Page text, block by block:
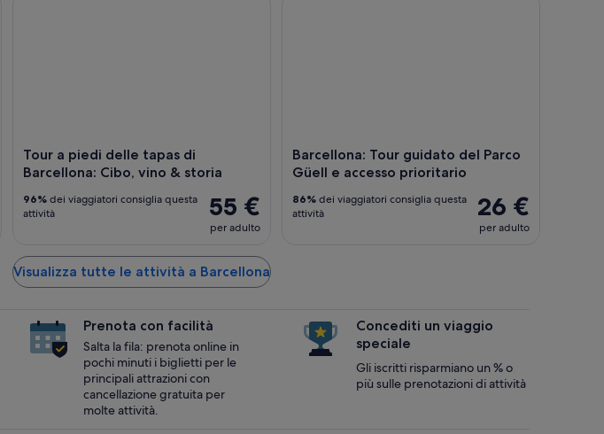
Tour a piedi delle tapas di
Barcellona: Cibo, vino & storia
55 €
per adulto
96% dei viaggiatori consiglia questa
attività
Barcellona: Tour guidato del Parco
Güell e accesso prioritario
26 €
per adulto
86% dei viaggiatori consiglia questa
attività
Visualizza tutte le attività a Barcellona
Prenota con facilità
Salta la fila: prenota online in
pochi minuti i biglietti per le
principali attrazioni con
cancellazione gratuita per
molte attività.
Concediti un viaggio
speciale
Gli iscritti risparmiano un % o
più sulle prenotazioni di attività.